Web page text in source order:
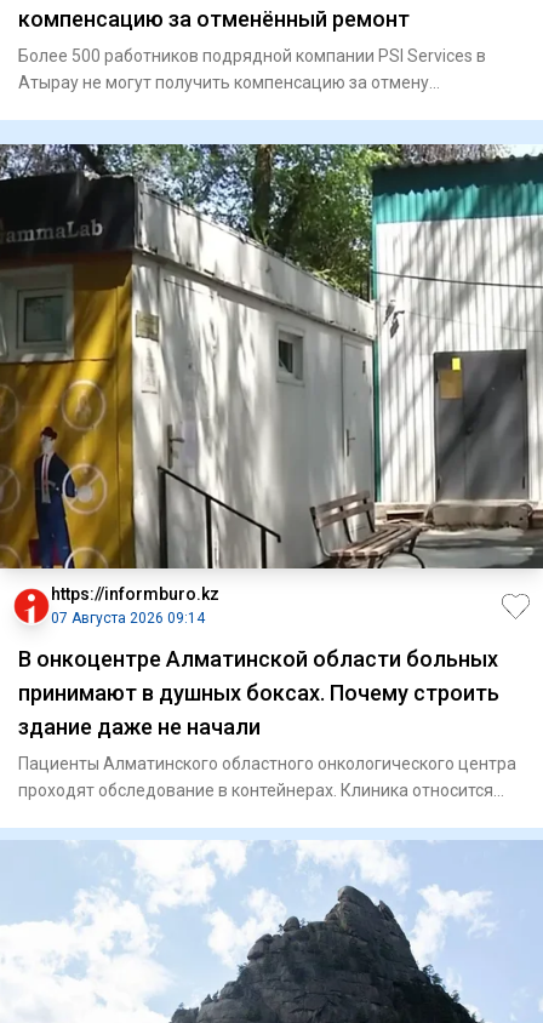
компенсацию за отменённый ремонт
Более 500 работников подрядной компании PSI Services в
Атырау не могут получить компенсацию за отмену
https://informburo.kz
07 Августа 2026 09:14
В онкоцентре Алматинской области больных
принимают в душных боксах. Почему строить
здание даже не начали
Пациенты Алматинского областного онкологического центра
проходят обследование в контейнерах. Клиника относится